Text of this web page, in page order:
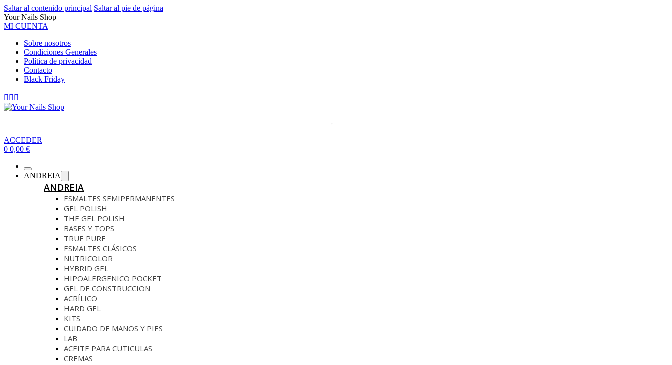
Saltar al contenido principal Saltar al pie de página
Your Nails Shop
MI CUENTA
Sobre nosotros
Condiciones Generales
Política de privacidad
Contacto
Black Friday
ACCEDER
0 0,00 €
ANDREIA
ANDREIA
ESMALTES SEMIPERMANENTES
GEL POLISH
THE GEL POLISH
BASES Y‎ TOPS
TRUE PURE
ESMALTES CLÁSICOS
NUTRICOLOR
HYBRID GEL
HIPOALERGENICO POCKET
GEL DE CONSTRUCCION
ACRÍLICO
HARD GEL
KITS
CUIDADO DE MANOS Y PIES
LAB
ACEITE PARA CUTICULAS
CREMAS